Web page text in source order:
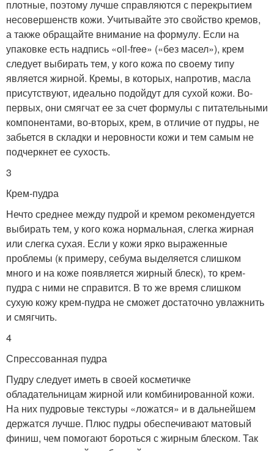
плотные, поэтому лучше справляются с перекрытием
несовершенств кожи. Учитывайте это свойство кремов,
а также обращайте внимание на формулу. Если на
упаковке есть надпись «oil-free» («без масел»), крем
следует выбирать тем, у кого кожа по своему типу
является жирной. Кремы, в которых, напротив, масла
присутствуют, идеально подойдут для сухой кожи. Во-
первых, они смягчат ее за счет формулы с питательными
компонентами, во-вторых, крем, в отличие от пудры, не
забьется в складки и неровности кожи и тем самым не
подчеркнет ее сухость.
3
Крем-пудра
Нечто среднее между пудрой и кремом рекомендуется
выбирать тем, у кого кожа нормальная, слегка жирная
или слегка сухая. Если у кожи ярко выраженные
проблемы (к примеру, себума выделяется слишком
много и на коже появляется жирный блеск), то крем-
пудра с ними не справится. В то же время слишком
сухую кожу крем-пудра не сможет достаточно увлажнить
и смягчить.
4
Спрессованная пудра
Пудру следует иметь в своей косметичке
обладательницам жирной или комбинированной кожи.
На них пудровые текстуры «ложатся» и в дальнейшем
держатся лучше. Плюс пудры обеспечивают матовый
финиш, чем помогают бороться с жирным блеском. Так